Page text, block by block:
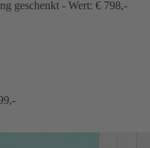
geschenkt - Wert: € 798,-